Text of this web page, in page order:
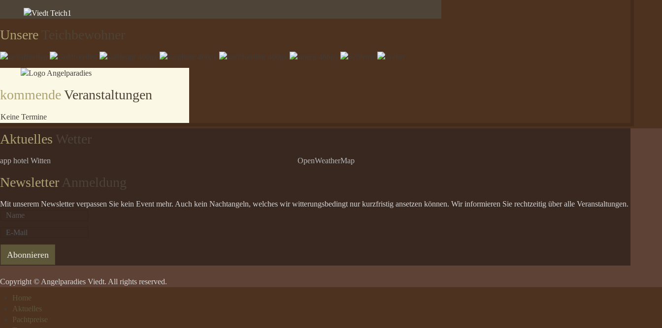
Unsere Teichbewohner
kommendeVeranstaltungen
Keine Termine
Aktuelles Wetter
app hotel Witten OpenWeatherMap
Newsletter Anmeldung
Mit unserem Newsletter verpassen Sie kein Event mehr. Auch kein Nachtangeln, welches wir witterungsbedingt nur kurzfristig ansetzen können. Wir informieren Sie rechtzeitig über alle Veranstaltungen.
Copyright © Angelparadies Viedt. All rights reserved.
Home
Aktuelles
Pachtpreise